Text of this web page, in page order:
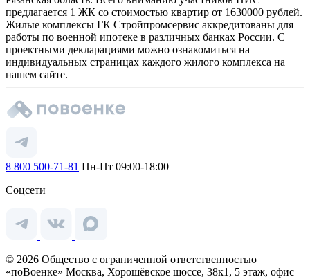
предлагается 1 ЖК со стоимостью квартир от 1630000 рублей.
Жилые комплексы ГК Стройпромсервис аккредитованы для
работы по военной ипотеке в различных банках России. С
проектными декларациями можно ознакомиться на
индивидуальных страницах каждого жилого комплекса на
нашем сайте.
8 800 500-71-81 Пн-Пт 09:00-18:00
Соцсети
© 2026 Общество с ограниченной ответственностью
«поВоенке» Москва, Хорошёвское шоссе, 38к1, 5 этаж, офис